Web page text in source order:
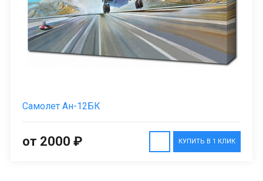
Самолет Ан-12БК
КУПИТЬ В 1 КЛИК
от 2000 ₽